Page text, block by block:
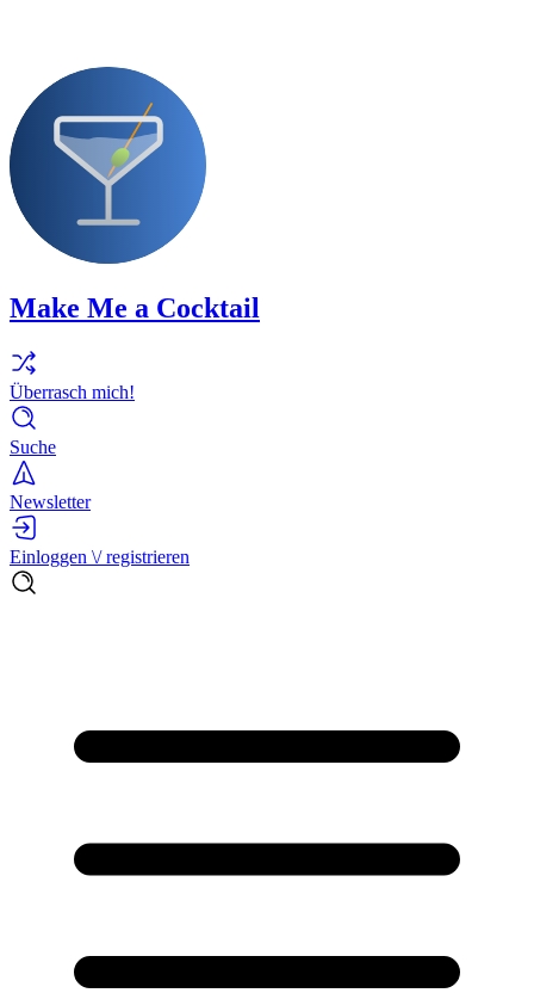
Make Me a Cocktail
Überrasch mich!
Suche
Newsletter
Einloggen \/ registrieren